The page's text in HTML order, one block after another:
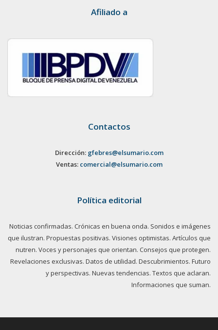
Afiliado a
Contactos
Dirección: gfebres@elsumario.com
Ventas: comercial@elsumario.com
Política editorial
Noticias confirmadas. Crónicas en buena onda. Sonidos e imágenes
que ilustran. Propuestas positivas. Visiones optimistas. Artículos que
nutren. Voces y personajes que orientan. Consejos que protegen.
Revelaciones exclusivas. Datos de utilidad. Descubrimientos. Futuro
y perspectivas. Nuevas tendencias. Textos que aclaran.
Informaciones que suman.